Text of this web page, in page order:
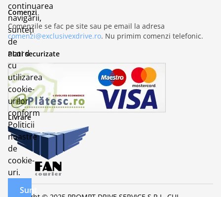
Comenzi
Comenzile se fac pe site sau pe email la adresa
comenzi@exclusivexdrive.ro. Nu primim comenzi telefonic.
Plati securizate
Livrare
continuarea
navigării,
sunteți
de
acord
cu
utilizarea
cookie-
urilor
conform
Politicii
noastre
de
cookie-
uri.
Sunt